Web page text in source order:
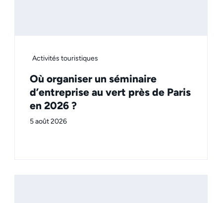
Activités touristiques
Où organiser un séminaire
d’entreprise au vert près de Paris
en 2026 ?
5 août 2026